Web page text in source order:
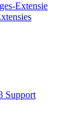
Extensie
Support